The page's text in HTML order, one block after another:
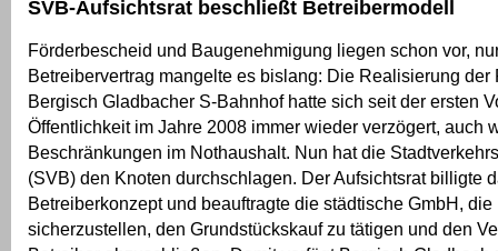
SVB-Aufsichtsrat beschließt Betreibermodell
Förderbescheid und Baugenehmigung liegen schon vor,
Betreibervertrag mangelte es bislang: Die Realisierung der
Bergisch Gladbacher S-Bahnhof hatte sich seit der ersten
Öffentlichkeit im Jahre 2008 immer wieder verzögert, auch
Beschränkungen im Nothaushalt. Nun hat die
(SVB) den Knoten durchschlagen. Der Aufsichtsrat billigte
Betreiberkonzept und beauftragte die städtische GmbH,
sicherzustellen, den Grundstückskauf zu tätigen und den